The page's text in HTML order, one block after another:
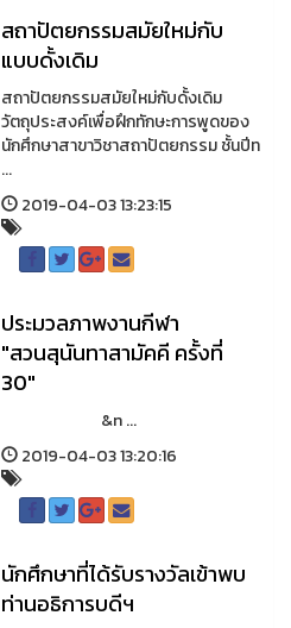
สถาปัตยกรรมสมัยใหม่กับ
แบบดั้งเดิม
สถาปัตยกรรมสมัยใหม่กับดั้งเดิม
วัตถุประสงค์เพื่อฝึกทักษะการพูดของ
นักศึกษาสาขาวิชาสถาปัตยกรรม ชั้นปีท
...
2019-04-03 13:23:15
ประมวลภาพงานกีฬา
"สวนสุนันทาสามัคคี ครั้งที่
30"
&n ...
2019-04-03 13:20:16
นักศึกษาที่ได้รับรางวัลเข้าพบ
ท่านอธิการบดีฯ